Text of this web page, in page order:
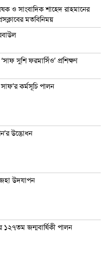
ও সাংবাদিক শাহেদ রাহমানের
মতবিনিময়
‘সাফ সুশি ফরমাসিঁও’ প্রশিক্ষণ
কর্মসূচি পালন
উদ্ভোধন
উদযাপন
১২৭তম জন্মবার্ষিকী পালন